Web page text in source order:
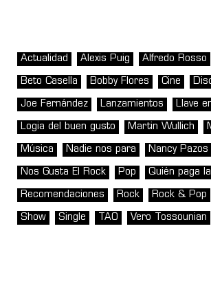
Actualidad Alexis Puig Alfredo Rosso
Beto Casella Bobby Flores Cine
Joe Fernández Lanzamientos Llave
Logia del buen gusto Martin Wullich
Música Nadie nos para Nancy Pazos
Nos Gusta El Rock Pop Quién paga
Recomendaciones Rock Rock & Pop
Show Single TAO Vero Tossounian